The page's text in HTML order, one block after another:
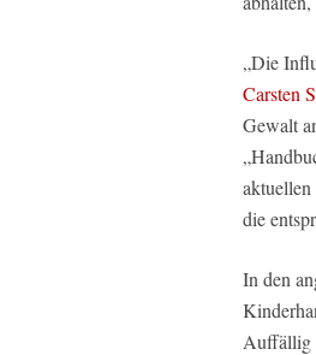
„Die
Carsten
Gewalt
die
In den
Auffällig